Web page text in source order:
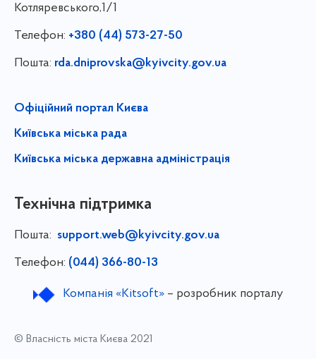
Котляревського,1/1
Телефон: +380 (44) 573-27-50
Пошта: rda.dniprovska@kyivcity.gov.ua
Офіційний портал Києва
Київська міська рада
Київська міська державна адміністрація
Технічна підтримка
Пошта: support.web@kyivcity.gov.ua
Телефон: (044) 366-80-13
Компанія «Kitsoft»– розробник порталу
© Власність міста Києва 2021